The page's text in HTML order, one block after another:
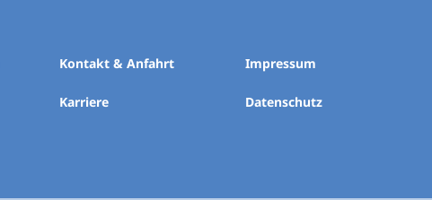
Kontakt & Anfahrt
Karriere
Impressum
Datenschutz